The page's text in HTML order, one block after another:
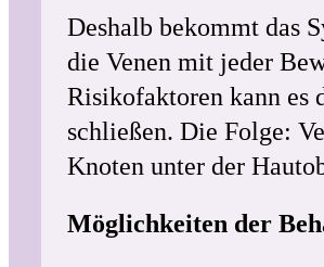
Deshalb bekommt das
die Venen mit jeder
Risikofaktoren kann es
schließen. Die Folge:
Knoten unter der
Möglichkeiten der